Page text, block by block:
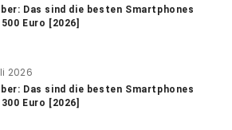
Das sind die besten Smartphones
Euro [2026]
2026
Das sind die besten Smartphones
Euro [2026]